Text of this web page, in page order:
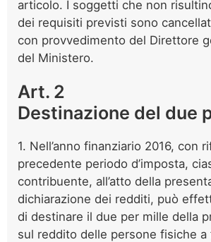
articolo. I soggetti che non
dei requisiti previsti sono
con provvedimento del Direttore
del Ministero.
Art. 2
Destinazione del due
1. Nell’anno finanziario 2016, con
precedente periodo d’imposta,
contribuente, all’atto della
dichiarazione dei redditi, può
di destinare il due per mille della
sul reddito delle persone fisiche a